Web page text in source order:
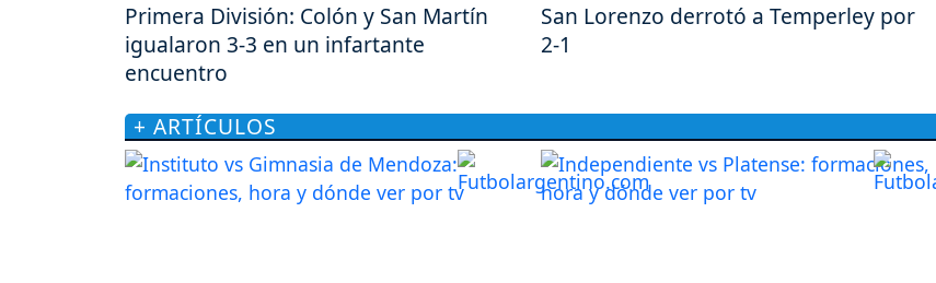
Primera División: Colón y San Martín
igualaron 3-3 en un infartante
encuentro
San Lorenzo derrotó a Temperley por
2-1
+ ARTÍCULOS